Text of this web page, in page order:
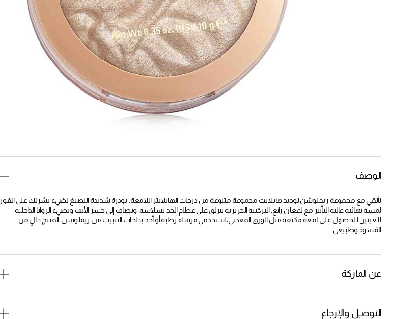
الوصف
تألقي مع مجموعة ريفلوشن لوديد هايلايت مجموعة متنوعة من درجات الهايلايتر اللامعة. بودرة شديدة التصبغ تضيء بشرتك على الفور.
لمسة نهائية عالية التأثير مع لمعان رائع. التركيبة الحريرية تنزلق على عظام الخد بسلاسة، وتضاف إلى جسر الأنف وتضيء الزوايا الداخلية
للعينين للحصول على لمعة مكثفة مثل الورق المعدني، استخدمي فرشاة رطبة أو أحد بخاخات التثبيت من ريفلوشن. المنتج خالٍ من
القسوة وطبيعي.
عن الماركة
التوصيل والإرجاع